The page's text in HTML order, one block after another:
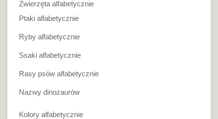
Zwierzęta alfabetycznie
Ptaki alfabetycznie
Ryby alfabetycznie
Ssaki alfabetycznie
Rasy psów alfabetycznie
Nazwy dinozaurów
Kolory alfabetycznie